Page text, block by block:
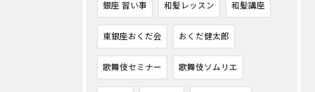
銀座 習い事 和髪レッスン 和髪講座
東銀座おくだ会 おくだ健太郎
歌舞伎セミナー 歌舞伎ソムリエ